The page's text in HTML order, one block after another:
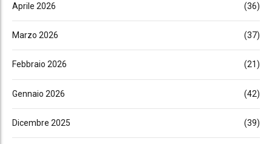
Aprile 2026 (36)
Marzo 2026 (37)
Febbraio 2026 (21)
Gennaio 2026 (42)
Dicembre 2025 (39)